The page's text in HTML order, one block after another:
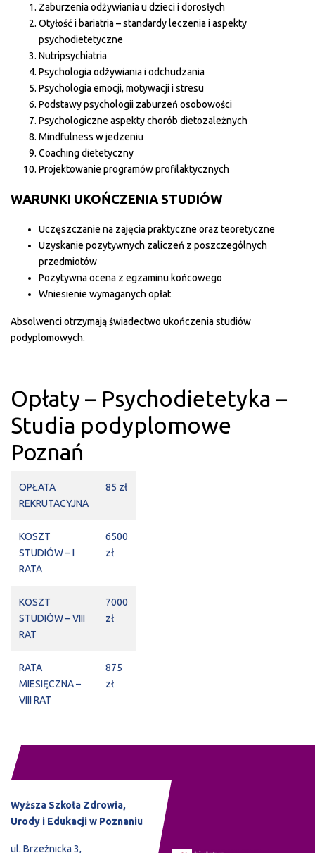
Zaburzenia odżywiania u dzieci i dorosłych
Otyłość i bariatria – standardy leczenia i aspekty
psychodietetyczne
Nutripsychiatria
Psychologia odżywiania i odchudzania
Psychologia emocji, motywacji i stresu
Podstawy psychologii zaburzeń osobowości
Psychologiczne aspekty chorób dietozależnych
Mindfulness w jedzeniu
Coaching dietetyczny
Projektowanie programów profilaktycznych
WARUNKI UKOŃCZENIA STUDIÓW
Uczęszczanie na zajęcia praktyczne oraz teoretyczne
Uzyskanie pozytywnych zaliczeń z poszczególnych
przedmiotów
Pozytywna ocena z egzaminu końcowego
Wniesienie wymaganych opłat
Absolwenci otrzymają świadectwo ukończenia studiów
podyplomowych.
Opłaty – Psychodietetyka –
Studia podyplomowe
Poznań
OPŁATA
REKRUTACYJNA
85 zł
KOSZT
STUDIÓW – I
RATA
6500
zł
KOSZT
STUDIÓW – VIII
RAT
7000
zł
RATA
MIESIĘCZNA –
VIII RAT
875
zł
Wyższa Szkoła Zdrowia,
Urody i Edukacji w Poznaniu
ul. Brzeźnicka 3,